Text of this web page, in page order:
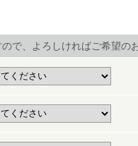
で、よろしければご希望の